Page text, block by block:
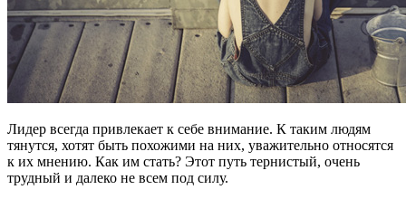
Лидер всегда привлекает к себе внимание. К таким людям
тянутся, хотят быть похожими на них, уважительно относятся
к их мнению. Как им стать? Этот путь тернистый, очень
трудный и далеко не всем под силу.